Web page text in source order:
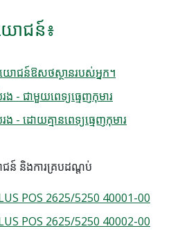
ោជន៍៖
យោជន៍ឱសថស្ថានរបស់អ្នក។
រង - ជាមួយពេទ្យធ្មេញកុមារ
រង - ដោយគ្មានពេទ្យធ្មេញកុមារ
ជន៍ និងការគ្របដណ្តប់
POS 2625/5250 40001-00
POS 2625/5250 40002-00